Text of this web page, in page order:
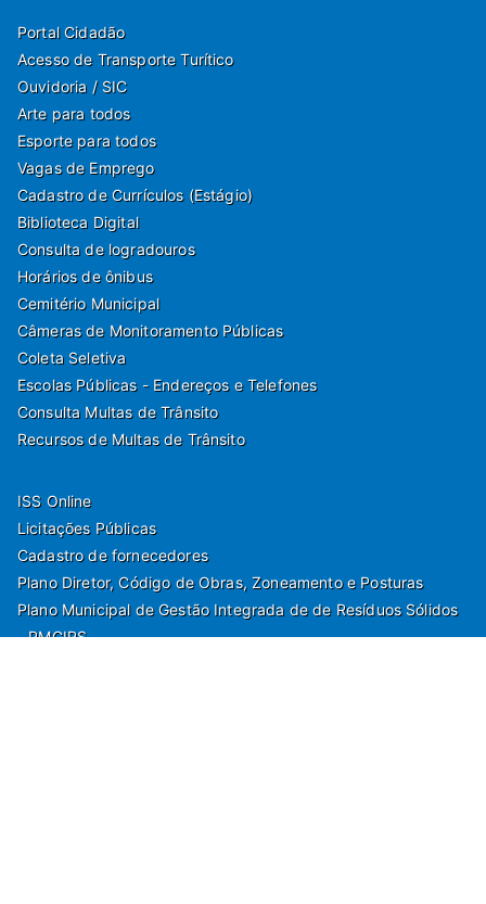
Portal Cidadão
Acesso de Transporte Turítico
Ouvidoria / SIC
Arte para todos
Esporte para todos
Vagas de Emprego
Cadastro de Currículos (Estágio)
Biblioteca Digital
Consulta de logradouros
Horários de ônibus
Cemitério Municipal
Câmeras de Monitoramento Públicas
Coleta Seletiva
Escolas Públicas - Endereços e Telefones
Consulta Multas de Trânsito
Recursos de Multas de Trânsito
ISS Online
Licitações Públicas
Cadastro de fornecedores
Plano Diretor, Código de Obras, Zoneamento e Posturas
Plano Municipal de Gestão Integrada de de Resíduos Sólidos
- PMGIRS